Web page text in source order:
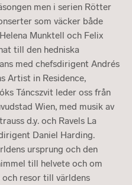
men i serien Rötter
som väcker både
Munktell och Felix
till den hedniska
med chefsdirigent Andrés
Artist in Residence,
Táncszvit leder oss från
Wien, med musik av
d.y. och Ravels La
Daniel Harding.
ursprung och den
till helvete och om
resor till världens